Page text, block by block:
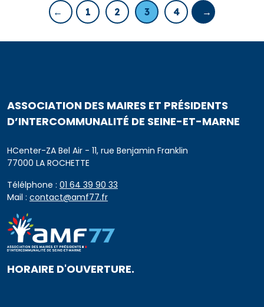
← 1 2 3 4 →
ASSOCIATION DES MAIRES ET PRÉSIDENTS
D’INTERCOMMUNALITÉ DE SEINE-ET-MARNE
HCenter-ZA Bel Air - 11, rue Benjamin Franklin
77000 LA ROCHETTE
Télélphone : 01 64 39 90 33
Mail : contact@amf77.fr
HORAIRE D'OUVERTURE.